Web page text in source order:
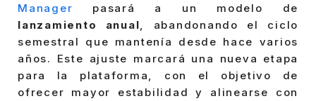
Manager pasará a un modelo de
lanzamiento anual, abandonando el ciclo
semestral que mantenía desde hace varios
años. Este ajuste marcará una nueva etapa
para la plataforma, con el objetivo de
ofrecer mayor estabilidad y alinearse con